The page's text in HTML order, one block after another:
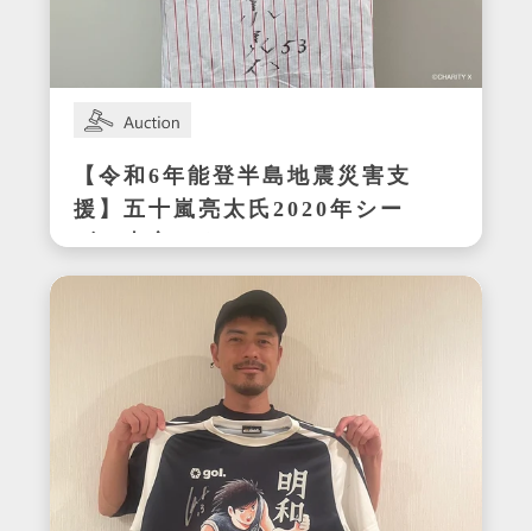
【令和6年能登半島地震災害支
援】五十嵐亮太氏2020年シー
ズン東京ヤクルトスワローズ
在籍時の着用サイン入りユニ